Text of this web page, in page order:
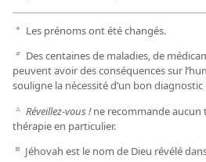
a Les prénoms ont été changés.
b Des centaines de maladies, de
peuvent avoir des conséquences sur
souligne la nécessité d’un bon diagnostic
c Réveillez-vous !ne recommande aucun
thérapie en particulier.
d Jéhovah est le nom de Dieu révélé